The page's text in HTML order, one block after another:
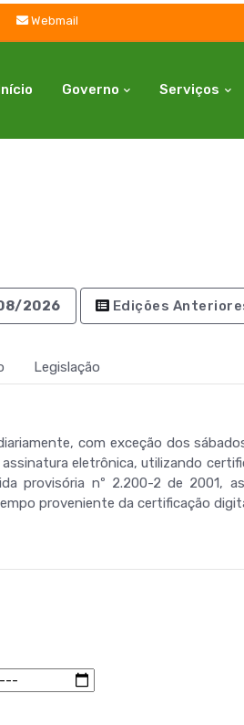
Webmail
Governo Serviços
2026 Edições
Legislação
com exceção dos
eletrônica, utilizando
provisória nº 2.200-2 de 2001,
proveniente da certificação